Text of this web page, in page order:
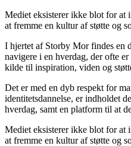
Mediet eksisterer ikke blot for at
at fremme en kultur af støtte og
I hjertet af Storby Mor findes en
navigere i en hverdag, der ofte
kilde til inspiration, viden og
Det er med en dyb respekt for
identitetsdannelse, er indholdet
hverdag, samt en platform til at
Mediet eksisterer ikke blot for at
at fremme en kultur af støtte og